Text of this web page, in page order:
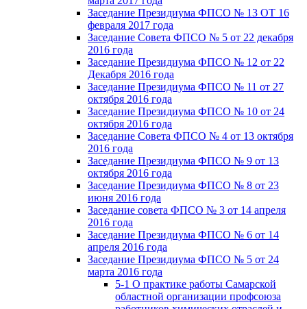
Заседание Президиума ФПСО № 13 ОТ 16
февраля 2017 года
Заседание Совета ФПСО № 5 от 22 декабря
2016 года
Заседание Президиума ФПСО № 12 от 22
Декабря 2016 года
Заседание Президиума ФПСО № 11 от 27
октября 2016 года
Заседание Президиума ФПСО № 10 от 24
октября 2016 года
Заседание Совета ФПСО № 4 от 13 октября
2016 года
Заседание Президиума ФПСО № 9 от 13
октября 2016 года
Заседание Президиума ФПСО № 8 от 23
июня 2016 года
Заседание совета ФПСО № 3 от 14 апреля
2016 года
Заседание Президиума ФПСО № 6 от 14
апреля 2016 года
Заседание Президиума ФПСО № 5 от 24
марта 2016 года
5-1 О практике работы Самарской
областной организации профсоюза